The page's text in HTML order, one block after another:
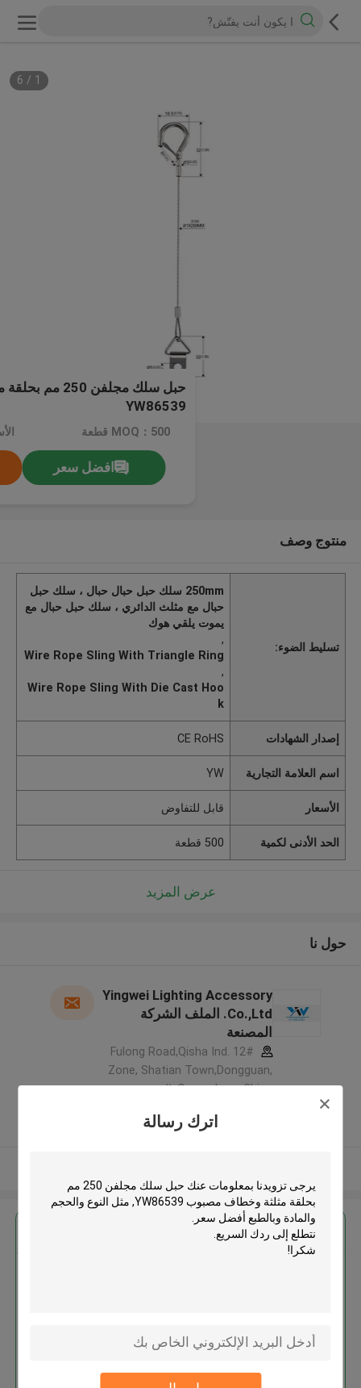
اترك رسالة
1
/
6
حبل سلك مجلفن
YW86539
MOQ：500 قطعة
افضل سعر
منتوج وصف
تسليط الضوء:
250mm سلك حبل حبال حبال ، سلك حبل
حبال مع مثلث الدائري ، سلك حبل حبال مع
يموت يلقي هوك
,
Wire Rope Sling With Triangle Ring
,
Wire Rope Sling With Die Cast Hoo
k
إصدار الشهادات CE RoHS
اسم العلامة التجارية YW
الأسعار قابل للتفاوض
الحد الأدنى لكمية 500 قطعة
عرض المزيد
حول نا
Yingwei Lighting Accessory
Co.,Ltd. الملف الشركة
المصنعة
12# Fulong Road,Qisha Ind.
Zone, Shatian Town,Dongguan,
Guangdong, China ,الصين
يدقّق ممون
احصل على افضل سعر ل